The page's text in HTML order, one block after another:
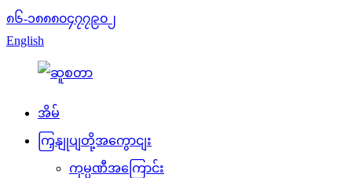
၈၆-၁၈၈၈၀၄၇၇၉၀၂
English
အိမ်
ကြှနျုပျတို့အကွောငျး
ကုမ္ပဏီအကြောင်း